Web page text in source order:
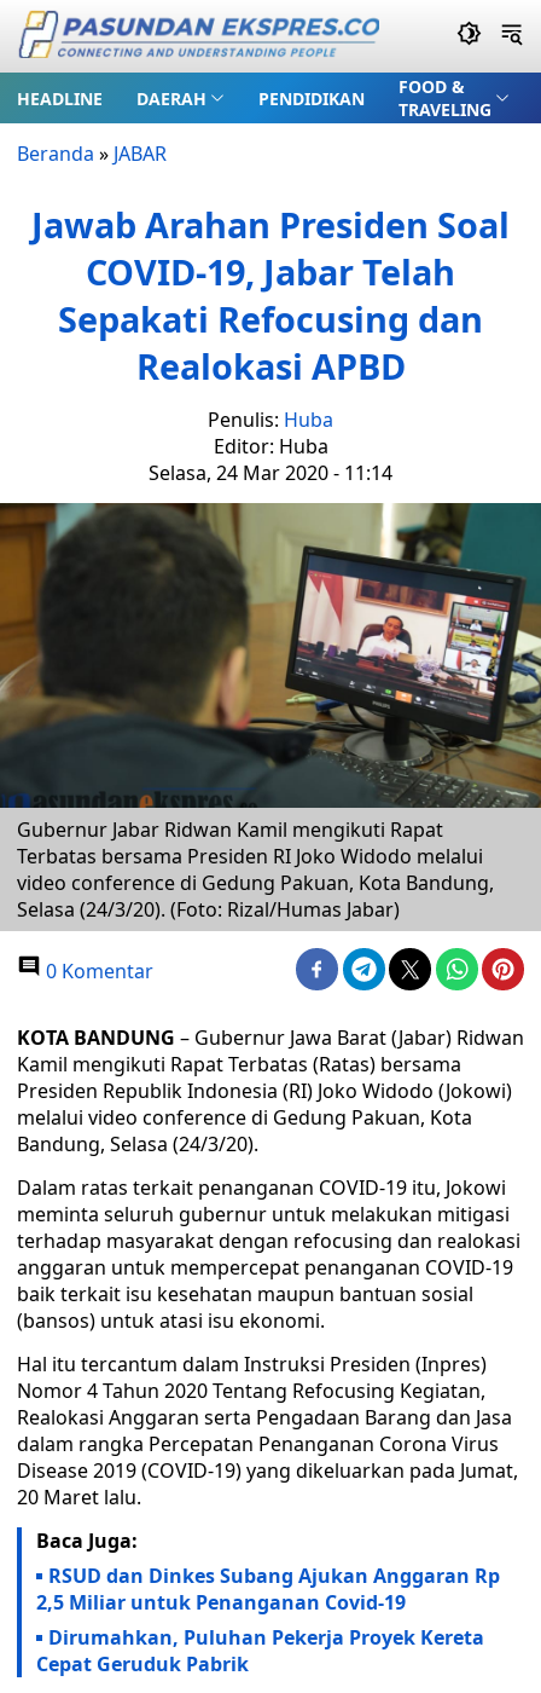
HEADLINE DAERAH PENDIDIKAN
FOOD &
TRAVELING
Beranda » JABAR
Jawab Arahan Presiden Soal
COVID-19, Jabar Telah
Sepakati Refocusing dan
Realokasi APBD
Penulis: Huba
Editor: Huba
Selasa, 24 Mar 2020 - 11:14
Gubernur Jabar Ridwan Kamil mengikuti Rapat
Terbatas bersama Presiden RI Joko Widodo melalui
video conference di Gedung Pakuan, Kota Bandung,
Selasa (24/3/20). (Foto: Rizal/Humas Jabar)
0 Komentar
KOTA BANDUNG – Gubernur Jawa Barat (Jabar) Ridwan
Kamil mengikuti Rapat Terbatas (Ratas) bersama
Presiden Republik Indonesia (RI) Joko Widodo (Jokowi)
melalui video conference di Gedung Pakuan, Kota
Bandung, Selasa (24/3/20).
Dalam ratas terkait penanganan COVID-19 itu, Jokowi
meminta seluruh gubernur untuk melakukan mitigasi
terhadap masyarakat dengan refocusing dan realokasi
anggaran untuk mempercepat penanganan COVID-19
baik terkait isu kesehatan maupun bantuan sosial
(bansos) untuk atasi isu ekonomi.
Hal itu tercantum dalam Instruksi Presiden (Inpres)
Nomor 4 Tahun 2020 Tentang Refocusing Kegiatan,
Realokasi Anggaran serta Pengadaan Barang dan Jasa
dalam rangka Percepatan Penanganan Corona Virus
Disease 2019 (COVID-19) yang dikeluarkan pada Jumat,
20 Maret lalu.
Baca Juga:
RSUD dan Dinkes Subang Ajukan Anggaran Rp
2,5 Miliar untuk Penanganan Covid-19
Dirumahkan, Puluhan Pekerja Proyek Kereta
Cepat Geruduk Pabrik